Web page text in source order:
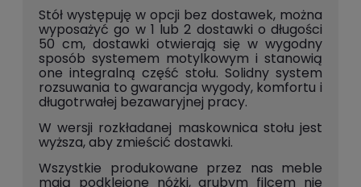
Stół występuję w opcji bez dostawek, można
wyposażyć go w 1 lub 2 dostawki o długości
50 cm, dostawki otwierają się w wygodny
sposób systemem motylkowym i stanowią
one integralną część stołu. Solidny system
rozsuwania to gwarancja wygody, komfortu i
długotrwałej bezawaryjnej pracy.
W wersji rozkładanej maskownica stołu jest
wyższa, aby zmieścić dostawki.
Wszystkie produkowane przez nas meble
mają podklejone nóżki, grubym filcem nie